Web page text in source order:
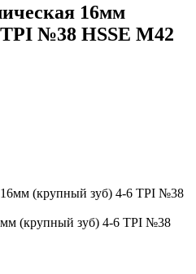
16мм
№38 HSSE М42
16мм (крупный зуб) 4-6 TPI №38
(крупный зуб) 4-6 TPI №38